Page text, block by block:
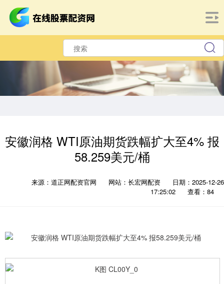
安徽润格 WTI原油期货跌幅扩大至4% 报
58.259美元/桶
来源：道正网配资官网 网站：长宏网配资
日期：2025-12-26
17:25:02
查看：84